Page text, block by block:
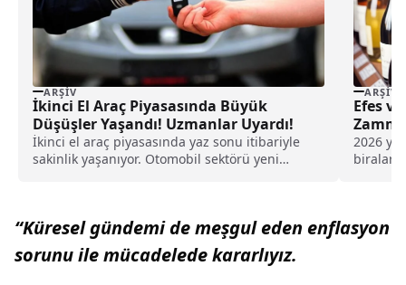
ARŞIV
İkinci El Araç Piyasasında Büyük
Düşüşler Yaşandı! Uzmanlar Uyardı!
İkinci el araç piyasasında yaz sonu itibariyle
sakinlik yaşanıyor. Otomobil sektörü yeni
ARŞIV
Efes
Zammı
2026
“Küresel gündemi de meşgul eden enflasyon
sorunu ile mücadelede kararlıyız.